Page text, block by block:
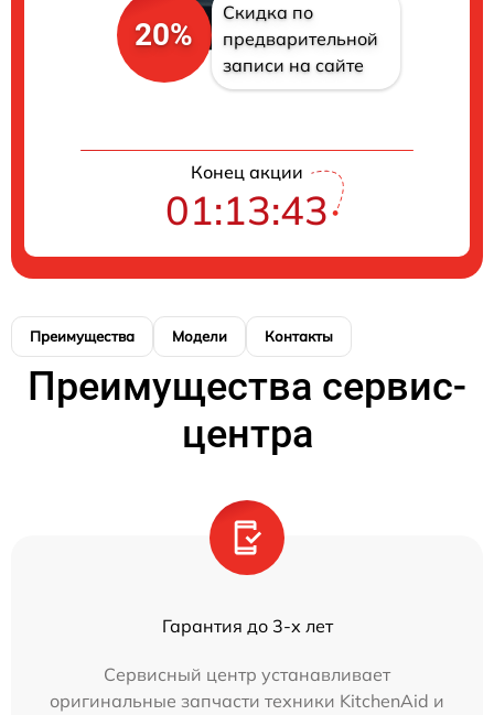
20%
Скидка по
предварительной
записи на сайте
Конец акции
01:13:43
Преимущества Модели Контакты
Преимущества сервис-
центра
Гарантия до 3-х лет
Сервисный центр устанавливает
оригинальные запчасти техники KitchenAid и